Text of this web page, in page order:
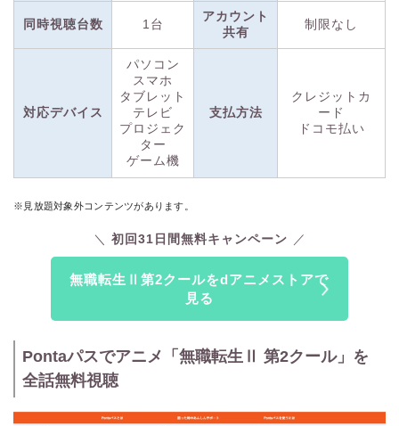
えるドコモユーザーはもちろん、ドコモユーザー以外の方も利
用できますよ。（※2）
dアニメストアは、初回31日間無料！
品から過去の懐かしい作品まで、アニメが好きな方なら絶対満
足できるはず。ぜひこの機会にdアニメストアで視聴してみて
※1 契約日・解約日にかかわらず、毎月1日～末日までの1か月分の料金が発生
します。別途通信料その他レンタル料金等サービスによっては別料金が発生し
※2 ドコモの回線契約またはspモード契約がない場合は「dアカウント」が必要
です。spモード契約でのご利用とサービス内容やお支払い方法が異なる場合が
あります。
※3 31日経過後は自動継続となり、その月から月額料金全額がかかります。
同時視聴台数 1台
アカウント
共有
制限なし
対応デバイス
パソコン
スマホ
タブレット
テレビ
プロジェク
ター
ゲーム機
支払方法
クレジットカ
ード
ドコモ払い
※見放題対象外コンテンツがあります。
初回31日間無料キャンペーン
無職転生Ⅱ第2クールをdアニメストアで
見る
Pontaパスでアニメ「無職転生Ⅱ 第2クール」を
全話無料視聴